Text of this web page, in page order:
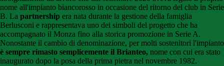
nome all'impianto biancorosso in occasione del ritorno del club in Serie
B. La partnership era nata durante la gestione della famiglia
Berlusconi e rappresentava uno dei simboli del progetto che ha
accompagnato il Monza fino alla storica promozione in Serie A.
Nonostante il cambio di denominazione, per molti sostenitori l'impianto
è sempre rimasto semplicemente il Brianteo, nome con cui era stato
inaugurato dopo la posa della prima pietra nel novembre 1982.